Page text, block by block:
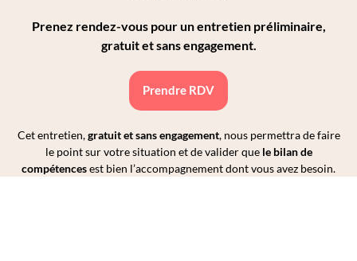
Prenez rendez-vous pour un entretien préliminaire,
gratuit et sans engagement.
Prendre RDV
Cet entretien,gratuit et sans engagement, nous permettra de faire
le point sur votre situation et de valider que le bilan de
compétencesest bien l’accompagnement dont vous avez besoin.